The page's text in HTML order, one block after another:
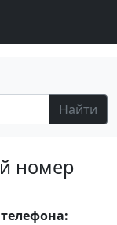
Найти
номер